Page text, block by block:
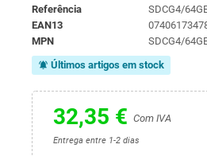
Referência
SDCG4/
EAN13
MPN
SDCG4/
notifications_active Últimos artigos em stock
32,35 € Com IVA
Entrega entre 1-2 dias